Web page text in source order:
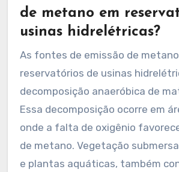
de metano em
usinas hidrelétricas?
As fontes de emissão de
reservatórios de usinas
decomposição anaeróbica de
Essa decomposição ocorre em
onde a falta de oxigênio
de metano. Vegetação
e plantas aquáticas, também